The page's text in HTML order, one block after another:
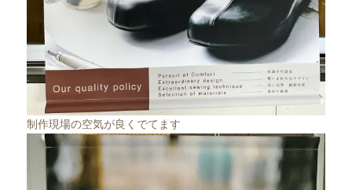
制作現場の空気が良くでてます